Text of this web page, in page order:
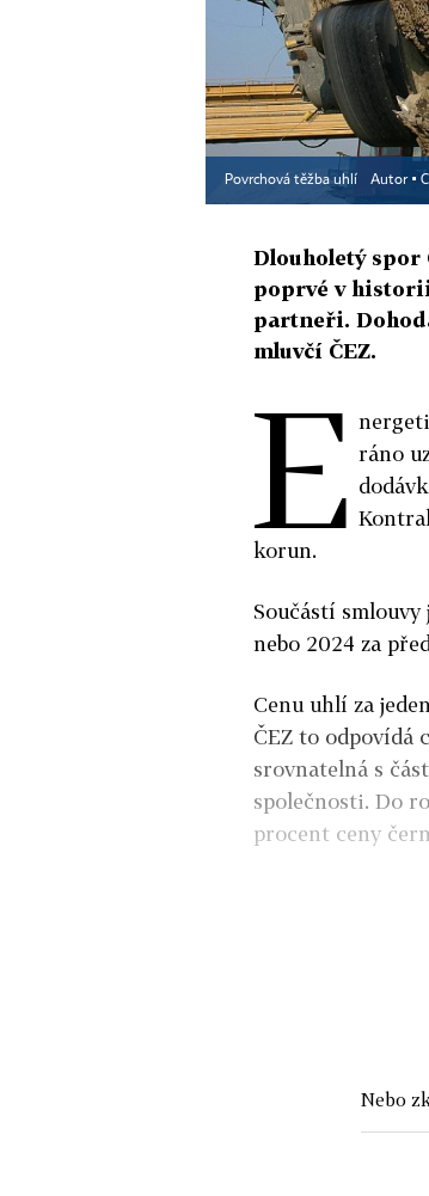
Povrchová těžba uhlí Autor ▪
Dlouholetý spor
poprvé v
partneři.
mluvčí ČEZ.
E ráno
korun.
Součástí smlouvy
nebo 2024 za
Cenu uhlí za
ČEZ to odpovídá
srovnatelná s
společnosti. Do
procent ceny
Nebo